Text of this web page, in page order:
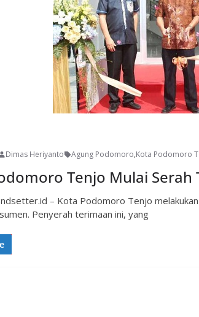
Dimas Heriyanto Agung Podomoro,Kota Podomoro
Tenjo Mulai
– Kota Podomoro Tenjo
Penyerah terimaan ini, yang